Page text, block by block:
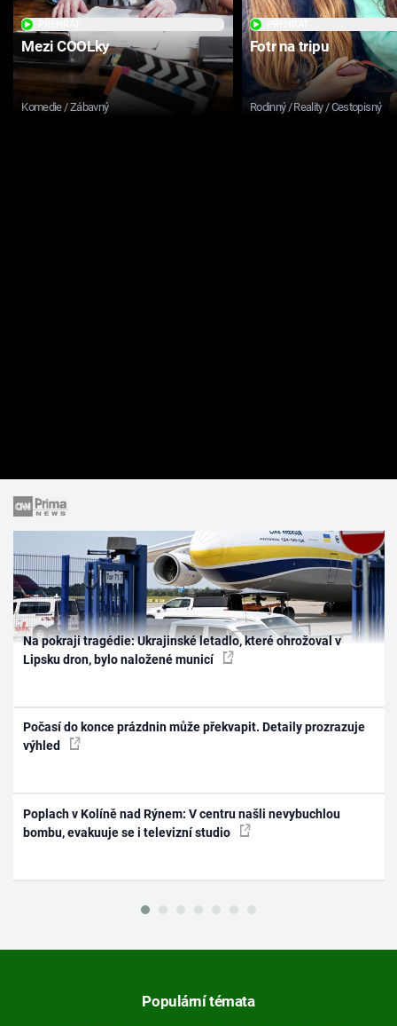
Mezi COOLky
Komedie / Zábavný
Fotr na tripu
Rodinný / Reality / Cestopisný
Na pokraji tragédie: Ukrajinské letadlo, které ohrožoval v
Lipsku dron, bylo naložené municí
Počasí do konce prázdnin může překvapit. Detaily prozrazuje
výhled
Poplach v Kolíně nad Rýnem: V centru našli nevybuchlou
bombu, evakuuje se i televizní studio
Populární témata